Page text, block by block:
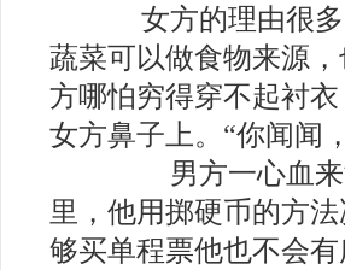
女方的理由很多
蔬菜可以做食物来源
方哪怕穷得穿不起衬
女方鼻子上。“你闻闻
男方一心血来潮
里，他用掷硬币的方
够买单程票他也不会